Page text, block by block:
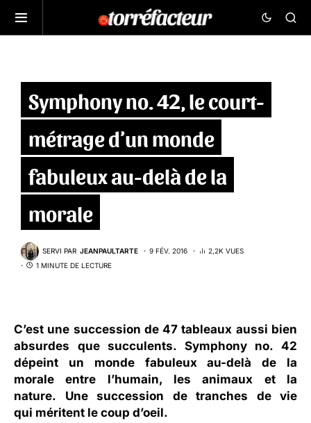
Symphony no. 42, le court-
métrage d’un monde
fabuleux au-delà de la
morale
SERVI PAR JEANPAULTARTE 9 FÉV. 2016
2,2K VUES
1 MINUTE DE LECTURE
C’est une succession de 47 tableaux aussi bien
absurdes que succulents. Symphony no. 42
dépeint un monde fabuleux au-delà de la
morale entre l’humain, les animaux et la
nature. Une succession de tranches de vie
qui méritent le coup d’oeil.